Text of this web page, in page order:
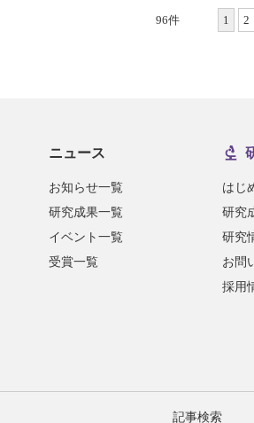
96件 1 2
ニュース
お知らせ一覧
研究成果一覧
イベント一覧
受賞一覧
はじ
研究
研究
お問
採用
記事検索